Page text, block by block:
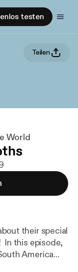
testen
Teilen
World
their special
In this episode,
America